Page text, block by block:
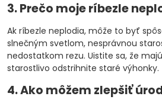
3. Prečo moje ríbezle
Ak ríbezle neplodia, môže to byť
slnečným svetlom, nesprávnou
nedostatkom rezu. Uistite sa, že
starostlivo odstrihnite staré výhonky.
4. Ako môžem zlepšiť